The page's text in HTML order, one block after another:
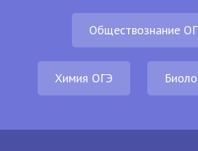
Обществознание
Химия ОГЭ